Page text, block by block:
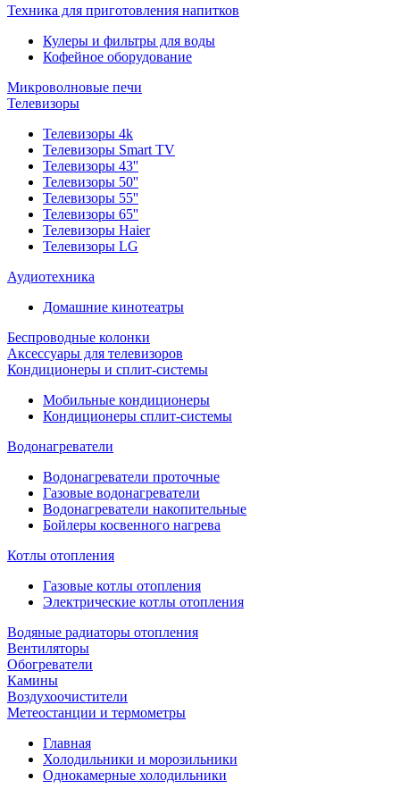
Техника для приготовления напитков
Кулеры и фильтры для воды
Кофейное оборудование
Микроволновые печи
Телевизоры
Телевизоры 4k
Телевизоры Smart TV
Телевизоры 43''
Телевизоры 50''
Телевизоры 55''
Телевизоры 65''
Телевизоры Haier
Телевизоры LG
Аудиотехника
Домашние кинотеатры
Беспроводные колонки
Аксессуары для телевизоров
Кондиционеры и сплит-системы
Мобильные кондиционеры
Кондиционеры сплит-системы
Водонагреватели
Водонагреватели проточные
Газовые водонагреватели
Водонагреватели накопительные
Бойлеры косвенного нагрева
Котлы отопления
Газовые котлы отопления
Электрические котлы отопления
Водяные радиаторы отопления
Вентиляторы
Обогреватели
Камины
Воздухоочистители
Метеостанции и термометры
Главная
Холодильники и морозильники
Однокамерные холодильники